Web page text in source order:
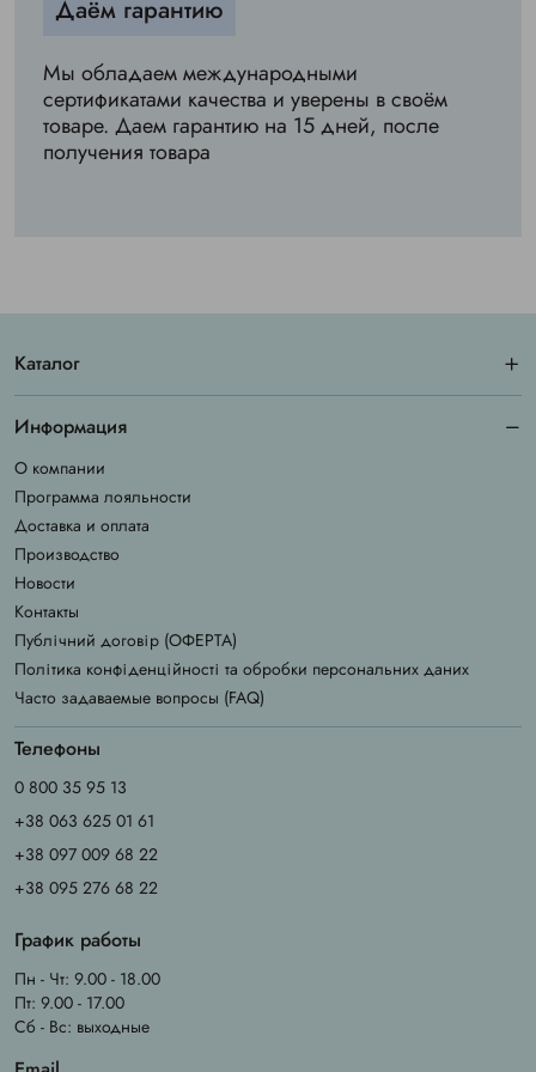
Даём гарантию
Мы обладаем международными
сертификатами качества и уверены в своём
товаре. Даем гарантию на 15 дней, после
получения товара
Каталог
Информация
О компании
Программа лояльности
Доставка и оплата
Производство
Новости
Контакты
Публічний договір (ОФЕРТА)
Політика конфіденційності та обробки персональних даних
Часто задаваемые вопросы (FAQ)
Телефоны
0 800 35 95 13
+38 063 625 01 61
+38 097 009 68 22
+38 095 276 68 22
График работы
Пн - Чт: 9.00 - 18.00
Пт: 9.00 - 17.00
Сб - Вс: выходные